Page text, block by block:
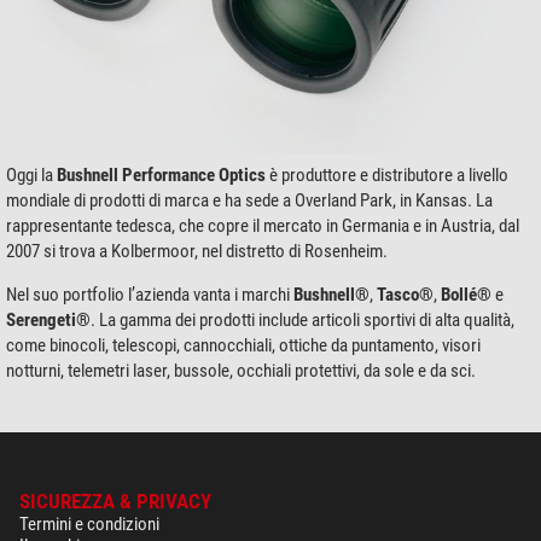
Oggi laBushnell Performance Opticsè produttore e distributore a livello
mondiale di prodotti di marca e ha sede a Overland Park, in Kansas. La
rappresentante tedesca, che copre il mercato in Germania e in Austria, dal
2007 si trova a Kolbermoor, nel distretto di Rosenheim.
Nel suo portfolio l’azienda vanta i marchiBushnell®,Tasco®,Bollé® e
Serengeti®. La gamma dei prodotti include articoli sportivi di alta qualità,
come binocoli, telescopi, cannocchiali, ottiche da puntamento, visori
notturni, telemetri laser, bussole, occhiali protettivi, da sole e da sci.
SICUREZZA & PRIVACY
Termini e condizioni